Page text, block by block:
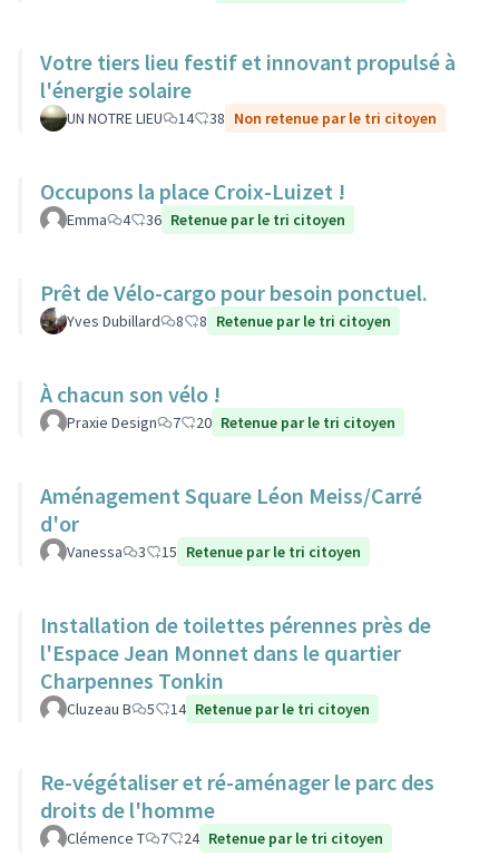
Votre tiers lieu festif et innovant propulsé à
l'énergie solaire
UN NOTRE LIEU 14 38 Non retenue par le tri citoyen
Occupons la place Croix-Luizet !
Emma 4 36 Retenue par le tri citoyen
Prêt de Vélo-cargo pour besoin ponctuel.
Yves Dubillard 8 8 Retenue par le tri citoyen
À chacun son vélo !
Praxie Design 7 20 Retenue par le tri citoyen
Aménagement Square Léon Meiss/Carré
d'or
Vanessa 3 15 Retenue par le tri citoyen
Installation de toilettes pérennes près de
l'Espace Jean Monnet dans le quartier
Charpennes Tonkin
Cluzeau B 5 14 Retenue par le tri citoyen
Re-végétaliser et ré-aménager le parc des
droits de l'homme
Clémence T 7 24 Retenue par le tri citoyen